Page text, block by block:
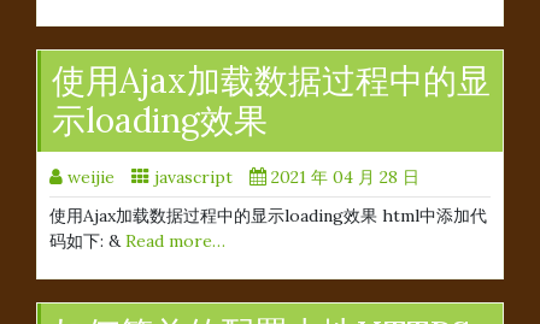
使用Ajax加载数据过程中的显
示loading效果
weijie javascript
2021 年 04 月 28 日
使用Ajax加载数据过程中的显示loading效果 html中添加代
码如下: & Read more…